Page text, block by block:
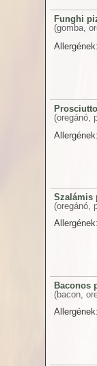
Funghi
(gomba,
Allergének:
(oregánó,
Allergének:
Szalámis
(oregánó,
Allergének:
Baconos
(bacon,
Allergének: